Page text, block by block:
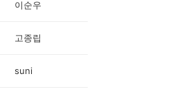
이순우
고종립
suni